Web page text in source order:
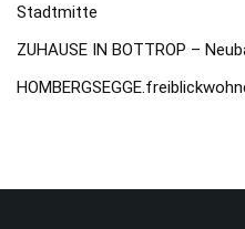
Stadtmitte
ZUHAUSE IN BOTTROP –